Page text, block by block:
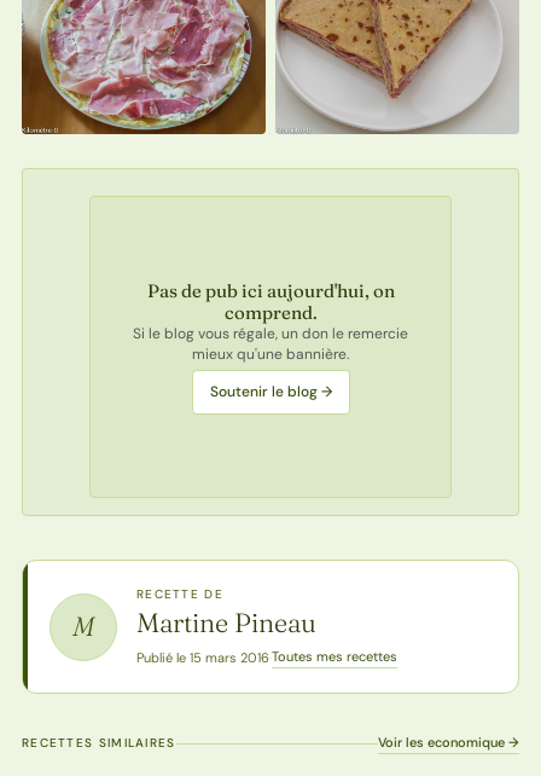
Pas de pub ici aujourd'hui, on
comprend.
Si le blog vous régale, un don le remercie
mieux qu'une bannière.
Soutenir le blog →
M
RECETTE DE
Martine Pineau
Publié le 15 mars 2016·Toutes mes recettes
RECETTES SIMILAIRES Voir les economique →